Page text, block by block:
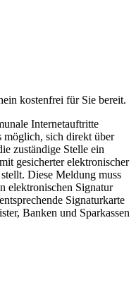
kostenfrei für Sie bereit.
Internetauftritte
möglich, sich direkt über
zuständige Stelle ein
gesicherter elektronischer
Diese Meldung muss
elektronischen Signatur
Signaturkarte
Banken und Sparkassen